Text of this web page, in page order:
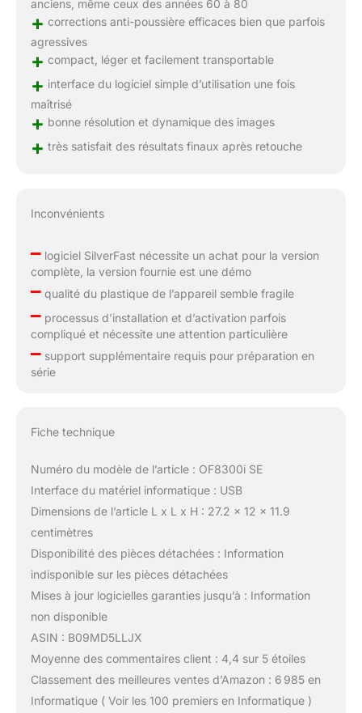
anciens, même ceux des années 60 à 80
+ corrections anti-poussière efficaces bien que parfois
agressives
+ compact, léger et facilement transportable
+ interface du logiciel simple d’utilisation une fois
maîtrisé
+ bonne résolution et dynamique des images
+ très satisfait des résultats finaux après retouche
Inconvénients
–logiciel SilverFast nécessite un achat pour la version
complète, la version fournie est une démo
–qualité du plastique de l’appareil semble fragile
–processus d’installation et d’activation parfois
compliqué et nécessite une attention particulière
–support supplémentaire requis pour préparation en
série
Fiche technique
Numéro du modèle de l’article : OF8300i SE
Interface du matériel informatique : USB
Dimensions de l’article L x L x H : 27.2 x 12 x 11.9
centimètres
Disponibilité des pièces détachées : Information
indisponible sur les pièces détachées
Mises à jour logicielles garanties jusqu’à : Information
non disponible
ASIN : B09MD5LLJX
Moyenne des commentaires client : 4,4 sur 5 étoiles
Classement des meilleures ventes d’Amazon : 6 985 en
Informatique ( Voir les 100 premiers en Informatique )